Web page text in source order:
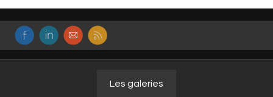
Les galeries